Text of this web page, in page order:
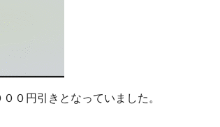
０円引きとなっていました。